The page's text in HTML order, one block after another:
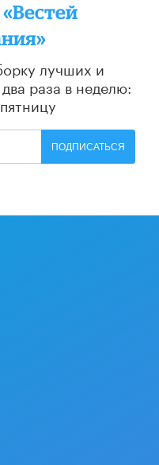
лучших и
два раза в неделю:
ПОДПИСАТЬСЯ